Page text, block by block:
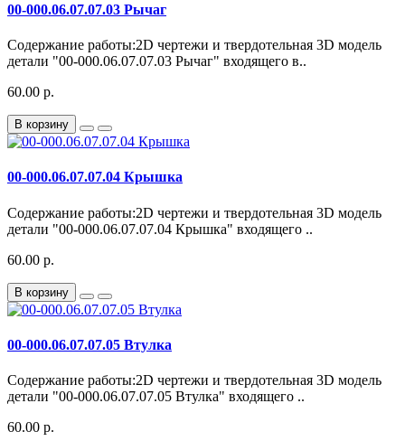
00-000.06.07.07.03 Рычаг
Содержание работы:2D чертежи и твердотельная 3D модель
детали "00-000.06.07.07.03 Рычаг" входящего в..
60.00 р.
В корзину
00-000.06.07.07.04 Крышка
Содержание работы:2D чертежи и твердотельная 3D модель
детали "00-000.06.07.07.04 Крышка" входящего ..
60.00 р.
В корзину
00-000.06.07.07.05 Втулка
Содержание работы:2D чертежи и твердотельная 3D модель
детали "00-000.06.07.07.05 Втулка" входящего ..
60.00 р.